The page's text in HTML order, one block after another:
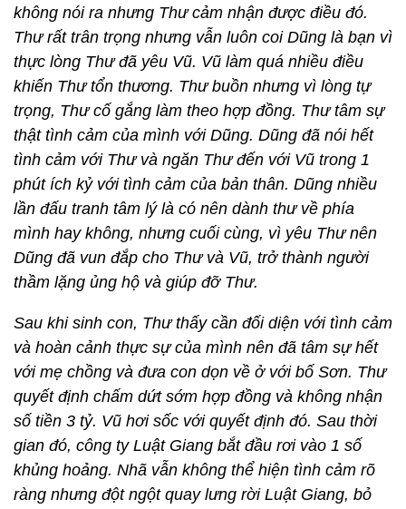
không nói ra nhưng Thư cảm nhận được điều đó.
Thư rất trân trọng nhưng vẫn luôn coi Dũng là bạn vì
thực lòng Thư đã yêu Vũ. Vũ làm quá nhiều điều
khiến Thư tổn thương. Thư buồn nhưng vì lòng tự
trọng, Thư cố gắng làm theo hợp đồng. Thư tâm sự
thật tình cảm của mình với Dũng. Dũng đã nói hết
tình cảm với Thư và ngăn Thư đến với Vũ trong 1
phút ích kỷ với tình cảm của bản thân. Dũng nhiều
lần đấu tranh tâm lý là có nên dành thư về phía
mình hay không, nhưng cuối cùng, vì yêu Thư nên
Dũng đã vun đắp cho Thư và Vũ, trở thành người
thầm lặng ủng hộ và giúp đỡ Thư.
Sau khi sinh con, Thư thấy cần đối diện với tình cảm
và hoàn cảnh thực sự của mình nên đã tâm sự hết
với mẹ chồng và đưa con dọn về ở với bố Sơn. Thư
quyết định chấm dứt sớm hợp đồng và không nhận
số tiền 3 tỷ. Vũ hơi sốc với quyết định đó. Sau thời
gian đó, công ty Luật Giang bắt đầu rơi vào 1 số
khủng hoảng. Nhã vẫn không thể hiện tình cảm rõ
ràng nhưng đột ngột quay lưng rời Luật Giang, bỏ